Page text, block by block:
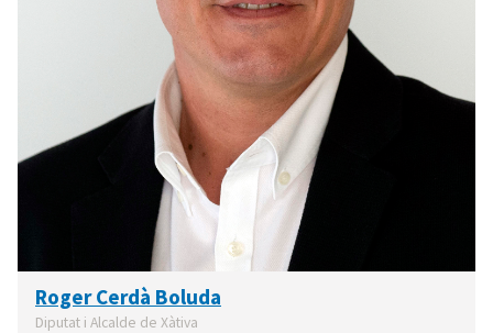
Roger Cerdà Boluda
Diputat i Alcalde de Xàtiva